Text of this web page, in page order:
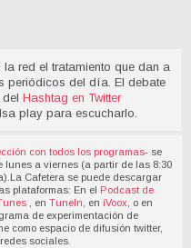
red el tratamiento que dan a
periódicos del día. El debate
Hashtag en Twitter
play para escucharlo.
con todos los programas- se
lunes a viernes (a partir de las 8:30
Cafetera se puede descargar
plataformas: En el
Podcast de
, enTuneIn , en iVoox , o en
de experimentación de
como espacio de difusión twitter,
sociales.